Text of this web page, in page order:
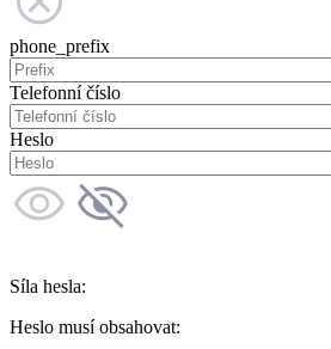
phone_prefix
Telefonní číslo
Heslo
Síla hesla:
Heslo musí obsahovat: